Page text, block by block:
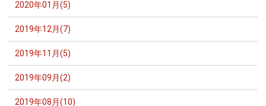
2020年01月(5)
2019年12月(7)
2019年11月(5)
2019年09月(2)
2019年08月(10)